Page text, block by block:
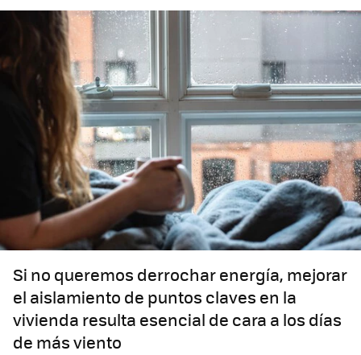
Si no queremos derrochar energía, mejorar
el aislamiento de puntos claves en la
vivienda resulta esencial de cara a los días
de más viento